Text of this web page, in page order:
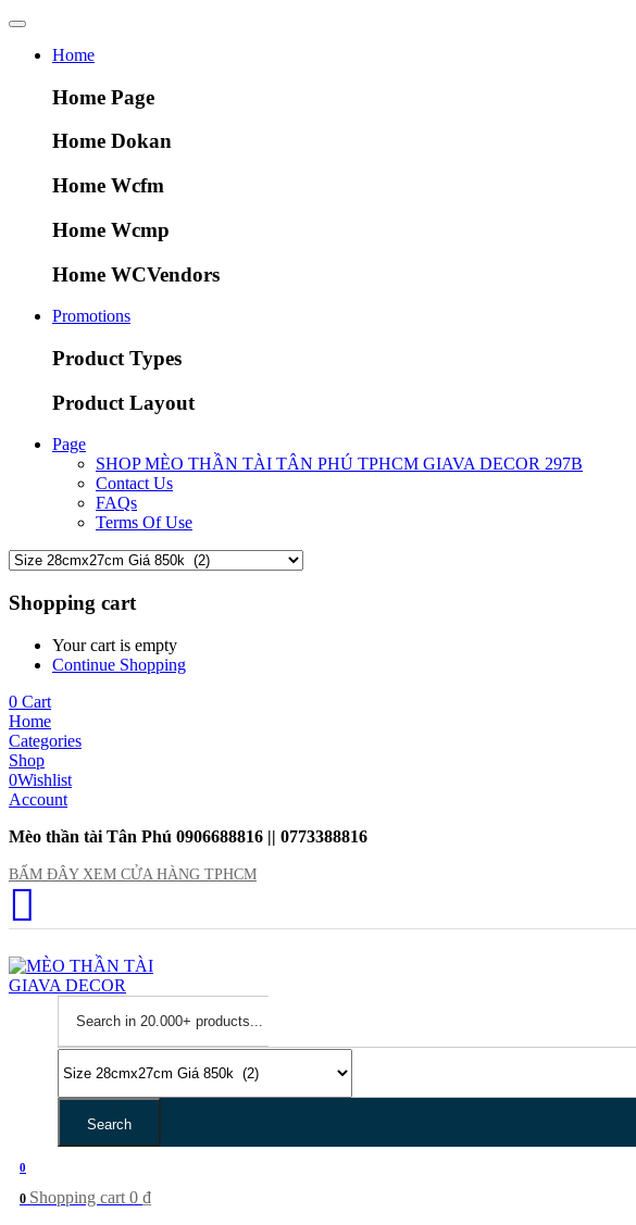
Home
Home Page
Home Dokan
Home Wcfm
Home Wcmp
Home WCVendors
Promotions
Product Types
Product Layout
Page
SHOP MÈO THẦN TÀI TÂN PHÚ TPHCM GIAVA DECOR 297B
Contact Us
FAQs
Terms Of Use
Shopping cart
Your cart is empty
Continue Shopping
0 Cart
Home
Categories
Shop
0Wishlist
Account
Mèo thần tài Tân Phú 0906688816 || 0773388816
BẤM ĐÂY XEM CỬA HÀNG TPHCM
Search
0
0 Shopping cart 0 ₫